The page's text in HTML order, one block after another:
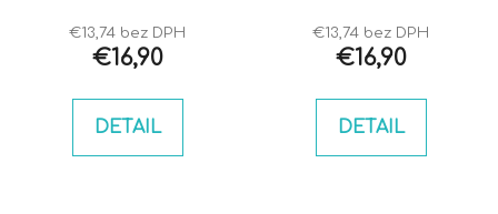
€13,74 bez DPH
€16,90
DETAIL
€13,74 bez DPH
€16,90
DETAIL